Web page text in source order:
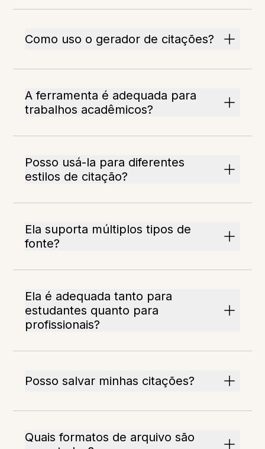
Como uso o gerador de citações?
A ferramenta é adequada para
trabalhos acadêmicos?
Posso usá-la para diferentes
estilos de citação?
Ela suporta múltiplos tipos de
fonte?
Ela é adequada tanto para
estudantes quanto para
profissionais?
Posso salvar minhas citações?
Quais formatos de arquivo são